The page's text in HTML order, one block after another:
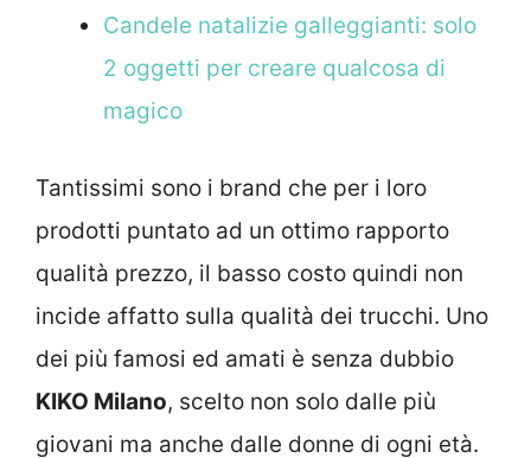
Candele natalizie galleggianti: solo
2 oggetti per creare qualcosa di
magico
Tantissimi sono i brand che per i loro
prodotti puntato ad un ottimo rapporto
qualità prezzo, il basso costo quindi non
incide affatto sulla qualità dei trucchi. Uno
dei più famosi ed amati è senza dubbio
KIKO Milano, scelto non solo dalle più
giovani ma anche dalle donne di ogni età.